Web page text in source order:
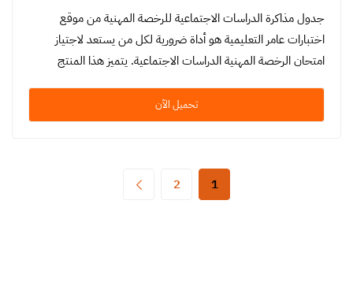
جدول مذاكرة الدراسات الاجتماعية للرخصة المهنية من موقع
اختبارات عامر التعليمية هو أداة ضرورية لكل من يستعد لاجتياز
امتحان الرخصة المهنية الدراسات الاجتماعية. يتميز هذا المنتج
تحميل الآن
1
2